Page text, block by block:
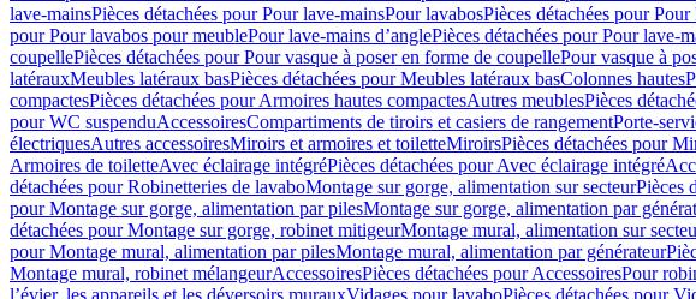
lave-mainsPièces détachées pour Pour lave-mainsPour lavabosPièces détachées pour Pour
pour Pour lavabos pour meublePour lave-mains d’anglePièces détachées pour Pour lave-
coupellePièces détachées pour Pour vasque à poser en forme de coupellePour vasque à
latérauxMeubles latéraux basPièces détachées pour Meubles latéraux basColonnes hautes
compactesPièces détachées pour Armoires hautes compactesAutres meublesPièces
pour WC suspenduAccessoiresCompartiments de tiroirs et casiers de rangementPorte-
électriquesAutres accessoiresMiroirs et armoires et toiletteMiroirsPièces détachées pour
Armoires de toiletteAvec éclairage intégréPièces détachées pour Avec éclairage intégré
détachées pour Robinetteries de lavaboMontage sur gorge, alimentation sur secteurPièces
pour Montage sur gorge, alimentation par pilesMontage sur gorge, alimentation par
détachées pour Montage sur gorge, robinet mitigeurMontage mural, alimentation sur
pour Montage mural, alimentation par pilesMontage mural, alimentation par générateur
Montage mural, robinet mélangeurAccessoiresPièces détachées pour AccessoiresPour
l’évier, les appareils et les déversoirs murauxVidages pour lavaboPièces détachées pour